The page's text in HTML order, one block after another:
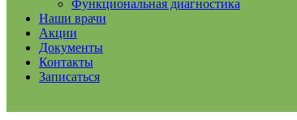
Функциональная диагностика
Наши врачи
Акции
Документы
Контакты
Записаться